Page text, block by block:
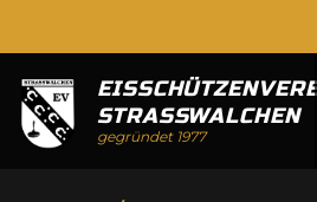
STRASSWALCHEN
gegründet 1977